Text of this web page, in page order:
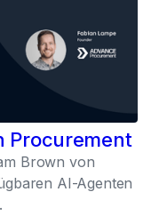
Procurement
Brown von
AI-Agenten